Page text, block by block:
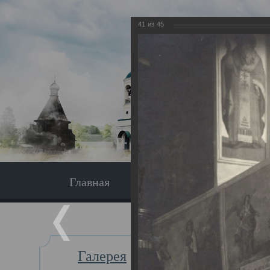
Главная Экскурсия
Галерея
Главная
41 из 45